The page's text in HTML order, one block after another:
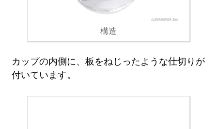
構造
カップの内側に、板をねじったような仕切りが
付いています。